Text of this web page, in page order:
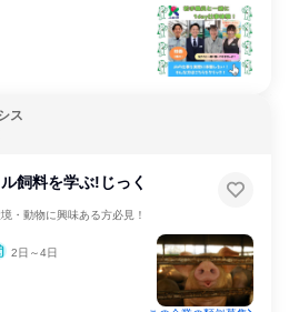
ス
飼料を学ぶ!じっく
・動物に興味ある方必見！
2日～4日